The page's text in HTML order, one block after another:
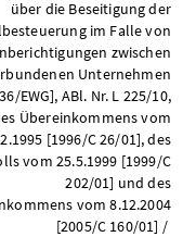
über die Beseitigung der
im Falle von
zwischen
Unternehmen
EWG], ABl. Nr. L 225/10,
Übereinkommens vom
[1996/C 26/01], des
vom 25.5.1999 [1999/C
202/01] und des
vom 8.12.2004
[2005/C 160/01] /